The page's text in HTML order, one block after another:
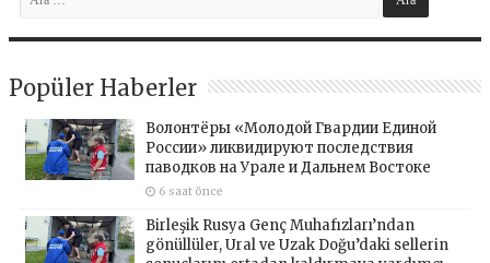
Popüler Haberler
Волонтёры «Молодой Гвардии Единой
России» ликвидируют последствия
паводков на Урале и Дальнем Востоке
6 saat önce
Birleşik Rusya Genç Muhafızları’ndan
gönüllüler, Ural ve Uzak Doğu’daki sellerin